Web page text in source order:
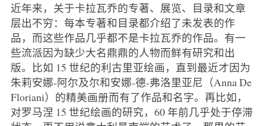
近年来，关于卡拉瓦乔的专著、展览、目录和文章
层出不穷：每本专著和目录都介绍了未发表的作
品，而这些作品几乎都不是卡拉瓦乔的作品。有一
些流派因为缺少大名鼎鼎的人物而鲜有研究和出
版。比如 15 世纪的利古里亚绘画，直到最近才因为
朱莉安娜-阿尔及尔和安娜-德-弗洛里亚尼（Anna De
Floriani）的精美画册而有了作品和名字。再比如，
对罗马涅 15 世纪绘画的研究，60 年前几乎处于停滞